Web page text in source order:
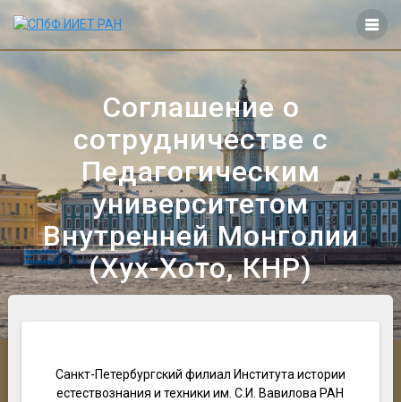
Соглашение о
сотрудничестве с
Педагогическим
университетом
Внутренней Монголии
(Хух-Хото, КНР)
Санкт-Петербургский филиал Института истории
естествознания и техники им. С.И. Вавилова РАН